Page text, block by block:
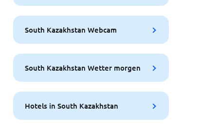
South Kazakhstan Webcam
South Kazakhstan Wetter morgen
Hotels in South Kazakhstan